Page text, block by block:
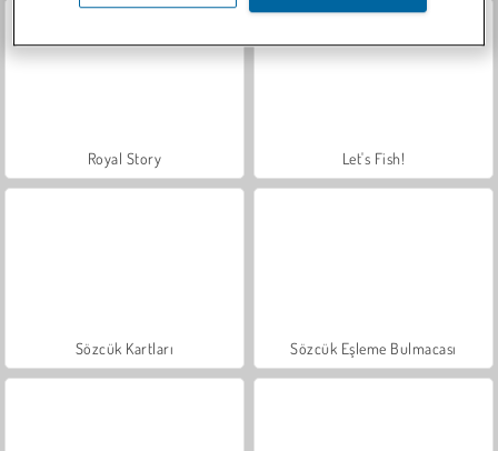
Royal Story Let's Fish!
Sözcük Kartları Sözcük Eşleme Bulmacası